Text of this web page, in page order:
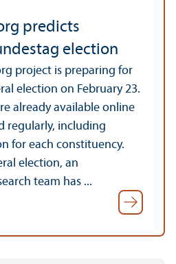
predicts
election
project is preparing for
election on February 23.
already available online
regularly, including
for each constituency.
election, an
team has ...